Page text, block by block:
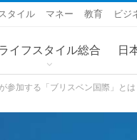
タイル マネー 教育 ビジ
イフスタイル総合 日
参加する「ブリスベン国際」とは